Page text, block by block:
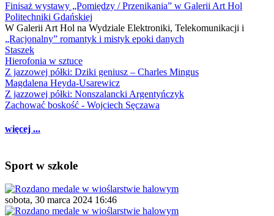
Finisaż wystawy „Pomiędzy / Przenikania” w Galerii Art Hol
Politechniki Gdańskiej
W Galerii Art Hol na Wydziale Elektroniki, Telekomunikacji i
„Racjonalny” romantyk i mistyk epoki danych
Staszek
Hierofonia w sztuce
Z jazzowej półki: Dziki geniusz – Charles Mingus
Magdalena Heyda-Usarewicz
Z jazzowej półki: Nonszalancki Argentyńczyk
Zachować boskość - Wojciech Sęczawa
więcej ...
Sport w szkole
sobota, 30 marca 2024 16:46